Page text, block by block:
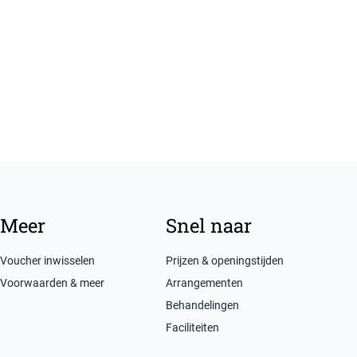
Meer
Voucher inwisselen
Voorwaarden & meer
Snel naar
Prijzen & openingstijden
Arrangementen
Behandelingen
Faciliteiten